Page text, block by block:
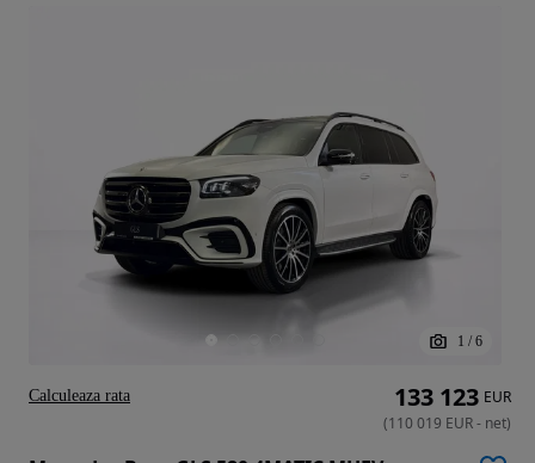
1 / 6
133 123 EUR
(110 019 EUR- net)
Calculeaza rata